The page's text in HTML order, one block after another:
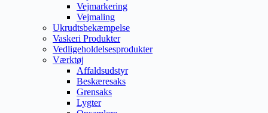
Vejmarkering
Vejmaling
Ukrudtsbekæmpelse
Vaskeri Produkter
Vedligeholdelsesprodukter
Værktøj
Affaldsudstyr
Beskæresaks
Grensaks
Lygter